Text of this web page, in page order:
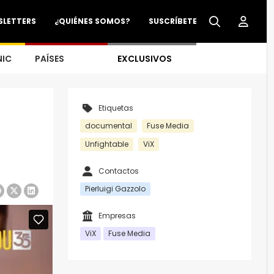
SUSCRÍBETE
¿QUIÉNES SOMOS?
PAÍSES EXCLUSIVOS
Etiquetas
documental
Fuse Media
Unfightable
ViX
Contactos
Pierluigi Gazzolo
Empresas
ViX
Fuse Media